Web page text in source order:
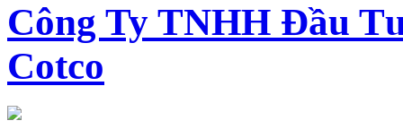
Công Ty TNHH Đầu
Cotco